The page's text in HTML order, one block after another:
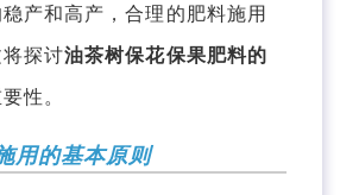
产和高产，合理的肥料施用
探讨油茶树保花保果肥料的
性。
用的基本原则